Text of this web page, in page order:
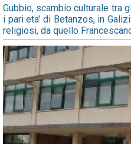
Gubbio, scambio culturale tra
i pari eta' di Betanzos, in
religiosi, da quello